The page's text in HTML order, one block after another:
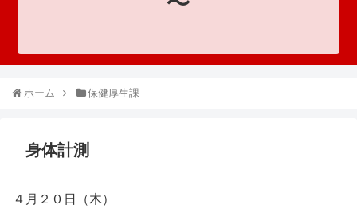
ホーム 保健厚生課
身体計測
４月２０日（木）